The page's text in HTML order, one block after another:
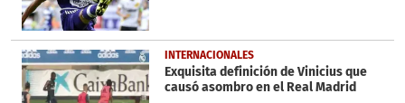
INTERNACIONALES
Exquisita definición de Vinicius que
causó asombro en el Real Madrid